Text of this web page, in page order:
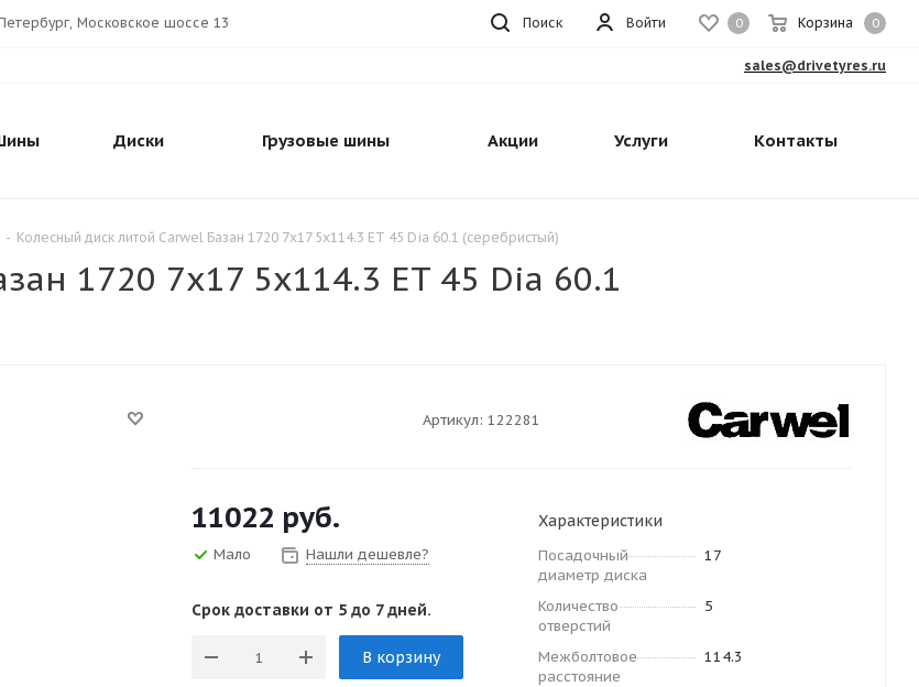
0 Корзина 0
Войти
Московское шоссе 13 Поиск
sales@drivetyres.ru
Диски Грузовые шины Акции Услуги Контакты
- Колесный диск литой Carwel Базан 1720 7x17 5x114.3 ET 45 Dia 60.1 (серебристый)
1720 7x17 5x114.3 ET 45 Dia 60.1
Артикул: 122281
11022 руб.
Мало Нашли дешевле?
Срок доставки от 5 до 7 дней.
В корзину
Характеристики
Посадочный
диаметр диска
17
Количество
отверстий
5
Межболтовое
расстояние
114.3